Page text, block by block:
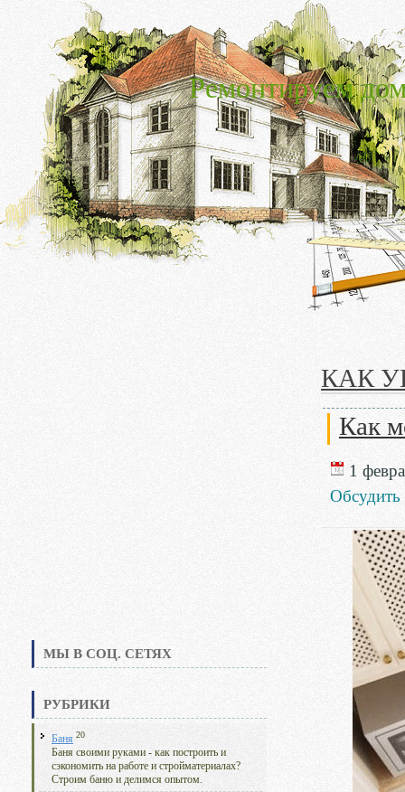
Ремонтируем
МЫ В СОЦ. СЕТЯХ
РУБРИКИ
Баня 20
Баня своими руками - как построить и
сэкономить на работе и стройматериалах?
Строим баню и делимся опытом.
КАК
Как
1
Обсудить